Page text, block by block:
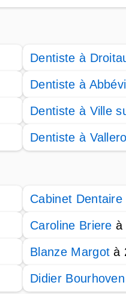
Dentiste à
Dentiste à
Dentiste à Ville
Dentiste à
Cabinet Dentaire
Caroline Briere à
Blanze Margot à
Didier Bourhoven